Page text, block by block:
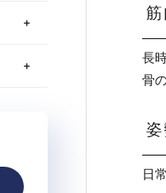
筋
長
骨
姿
日